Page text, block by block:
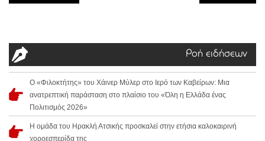
Ροή ειδήσεων
Ο «Φιλοκτήτης» του Χάινερ Μύλερ στο Ιερό των Καβείρων: Μια
ανατρεπτική παράσταση στο πλαίσιο του «Όλη η Ελλάδα ένας
Πολιτισμός 2026»
Η ομάδα του Ηρακλή Ατσικής προσκαλεί στην ετήσια καλοκαιρινή
χοροεσπερίδα της